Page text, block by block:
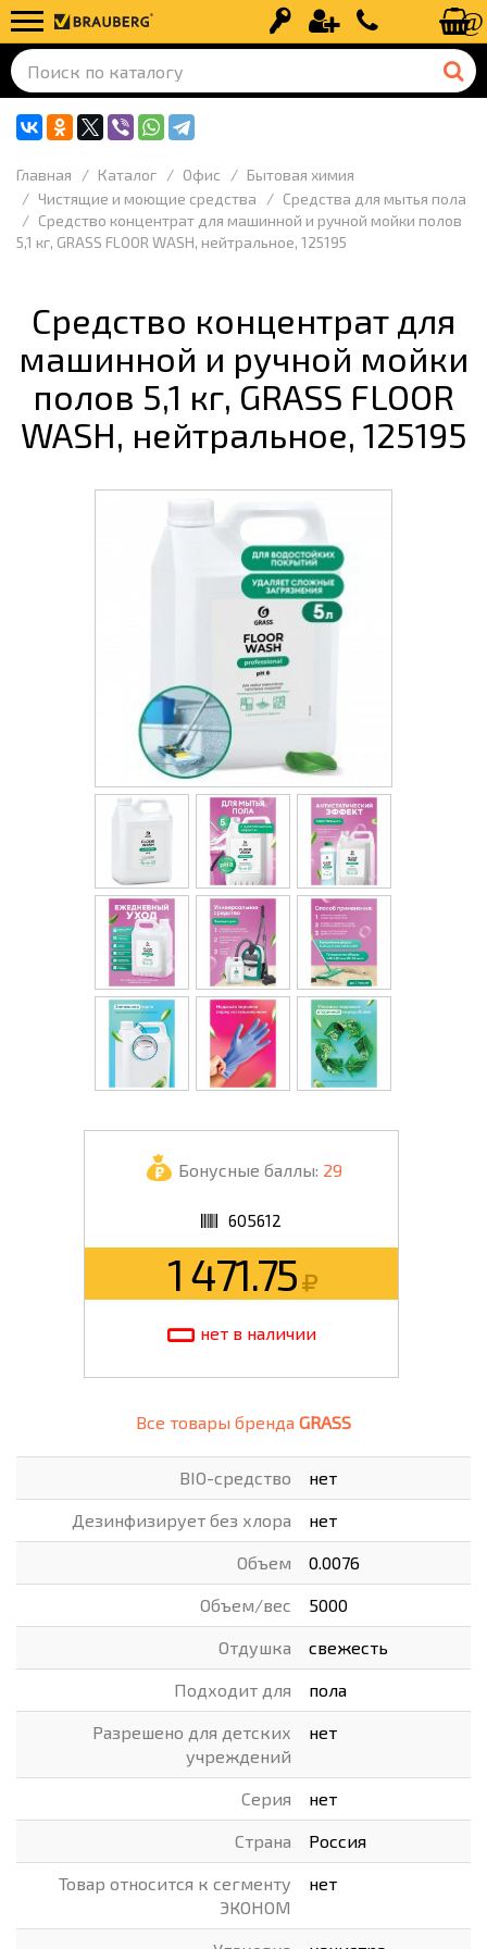
Вход Регистрация+7 (499) 110-
Главная Каталог Офис
Бытовая химия
Чистящие и моющие средства
Средства для мытья пола
Средство концентрат для машинной и ручной мойки полов
5,1 кг, GRASS FLOOR WASH, нейтральное, 125195
Средство концентрат для
машинной и ручной мойки
полов 5,1 кг, GRASS FLOOR
WASH, нейтральное, 125195
Бонусные баллы: 29
605612
1 471.75
нет в наличии
Все товары бренда GRASS
BIO-средство нет
Дезинфизирует без хлора нет
Объем 0.0076
Объем/вес 5000
Отдушка свежесть
Подходит для пола
Разрешено для детских
учреждений
нет
Серия нет
Страна Россия
Товар относится к сегменту
ЭКОНОМ
нет